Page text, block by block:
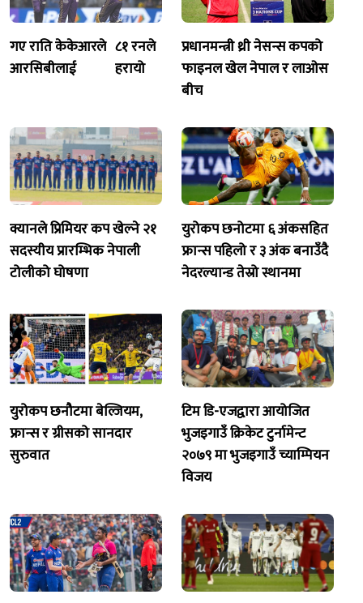
गए राति केकेआरले
आरसिबीलाई
८१ रनले
हरायो
प्रधानमन्त्री थ्री नेसन्स कपको
फाइनल खेल नेपाल र लाओस
बीच
क्यानले प्रिमियर कप खेल्ने २१
सदस्यीय प्रारम्भिक नेपाली
टोलीको घोषणा
युरोकप छनोटमा ६ अंकसहित
फ्रान्स पहिलो र ३ अंक बनाउँदै
नेदरल्यान्ड तेस्रो स्थानमा
युरोकप छनौटमा बेल्जियम,
फ्रान्स र ग्रीसको सानदार
सुरुवात
टिम डि-एजद्वारा आयोजित
भुजइगाउँ क्रिकेट टुर्नामेन्ट
२०७९ मा भुजइगाउँ च्याम्पियन
विजय